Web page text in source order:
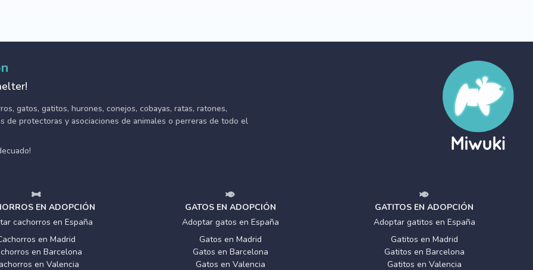
gatos, gatitos, hurones, conejos, cobayas, ratas, ratones,
de protectoras y asociaciones de animales o perreras de todo el
EN ADOPCIÓN
cachorros en España
en Madrid
en Barcelona
en Valencia
GATOS EN ADOPCIÓN
Adoptar gatos en España
Gatos en Madrid
Gatos en Barcelona
Gatos en Valencia
GATITOS EN ADOPCIÓN
Adoptar gatitos en España
Gatitos en Madrid
Gatitos en Barcelona
Gatitos en Valencia